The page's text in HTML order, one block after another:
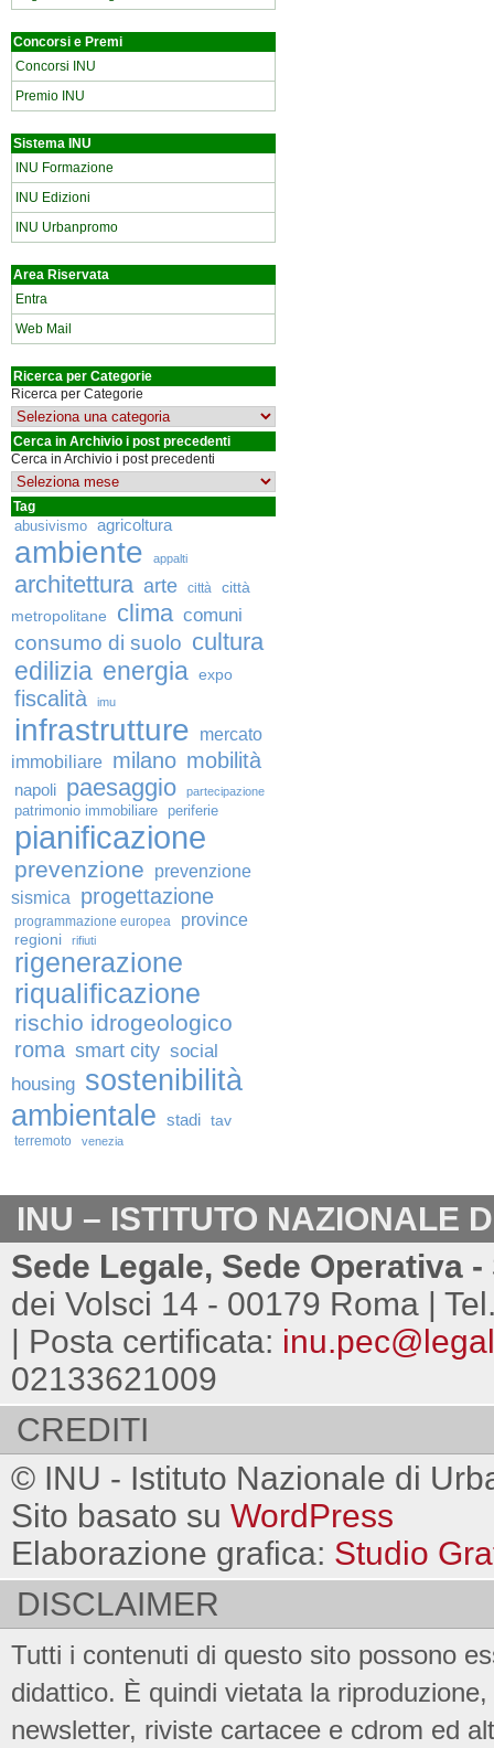
Concorsi e Premi
Concorsi INU
Premio INU
Sistema INU
INU Formazione
INU Edizioni
INU Urbanpromo
Area Riservata
Entra
Web Mail
Ricerca per Categorie
Ricerca per Categorie
Cerca in Archivio i post precedenti
Cerca in Archivio i post precedenti
Tag
abusivismo agricoltura
ambiente appalti
architettura arte città
città
metropolitane
clima comuni
consumo di suolo cultura
edilizia energia expo
fiscalità imu
infrastrutture
mercato
immobiliare milano mobilità
napoli paesaggio partecipazione
patrimonio immobiliare periferie
pianificazione
prevenzione
prevenzione
sismica
progettazione
programmazione europea province
regioni rifiuti
rigenerazione
riqualificazione
rischio idrogeologico
roma smart city social
housing sostenibilità
ambientale stadi tav
terremoto venezia
INU – ISTITUTO NAZIONALE
Sede Legale, Sede Operativa
dei Volsci 14 - 00179 Roma |
| Posta certificata:
02133621009
CREDITI
© INU - Istituto Nazionale di
Sito basato su WordPress
Elaborazione grafica: Studio
DISCLAIMER
Tutti i contenuti di questo sito possono
didattico. È quindi vietata la
newsletter, riviste cartacee e cdrom ed